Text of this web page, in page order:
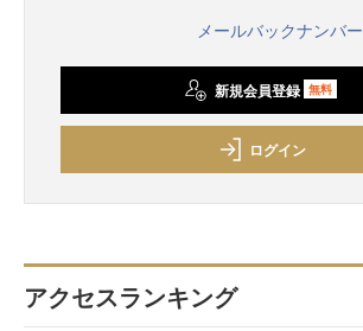
メールバックナンバー
新規会員登録 無料
ログイン
アクセスランキング